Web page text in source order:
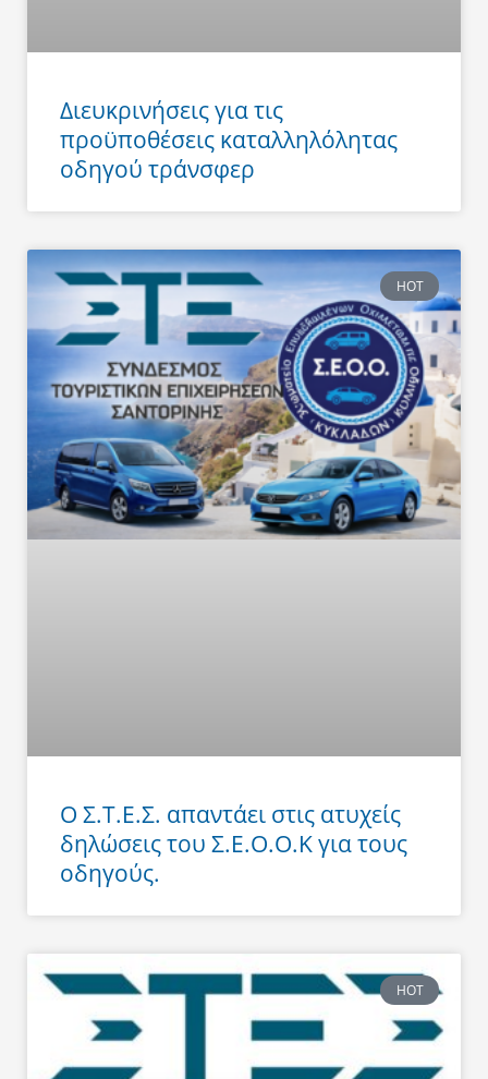
Διευκρινήσεις για τις
προϋποθέσεις καταλληλόλητας
οδηγού τράνσφερ
HOT
Ο Σ.Τ.Ε.Σ. απαντάει στις ατυχείς
δηλώσεις του Σ.Ε.Ο.Ο.Κ για τους
οδηγούς.
HOT